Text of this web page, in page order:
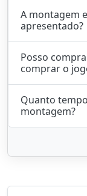
A montagem
apresentado?
Posso
comprar o
Quanto
montagem?